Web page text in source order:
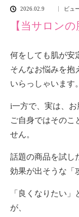
2026.02.9 ビュ
【当サロン
何をしても肌が
そんなお悩みを抱
いらっしゃいます。
i一方で、実は、
ご自身ではそのこ
せん。
話題の商品を試し
効果が出そうな「
「良くなりたい
が、